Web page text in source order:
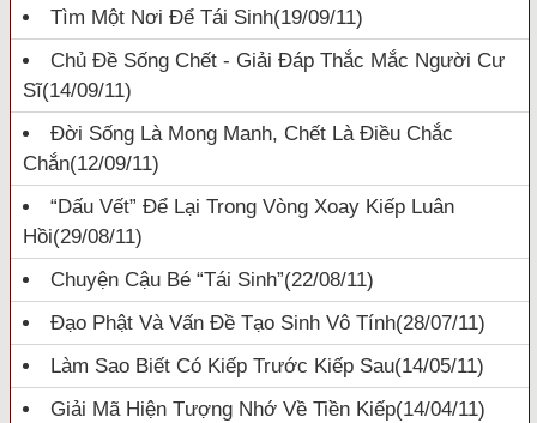
Tìm Một Nơi Để Tái Sinh(19/09/11)
Chủ Đề Sống Chết - Giải Đáp Thắc Mắc Người Cư
Sĩ(14/09/11)
Đời Sống Là Mong Manh, Chết Là Điều Chắc
Chắn(12/09/11)
“Dấu Vết” Để Lại Trong Vòng Xoay Kiếp Luân
Hồi(29/08/11)
Chuyện Cậu Bé “tái Sinh”(22/08/11)
Đạo Phật Và Vấn Đề Tạo Sinh Vô Tính(28/07/11)
Làm Sao Biết Có Kiếp Trước Kiếp Sau(14/05/11)
Giải Mã Hiện Tượng Nhớ Về Tiền Kiếp(14/04/11)